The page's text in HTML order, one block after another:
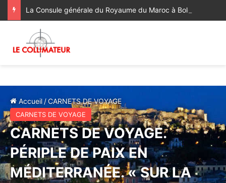
Accueil /CARNETS DE VOYAGE
CARNETS DE VOYAGE
CARNETS DE VOYAGE.
PÉRIPLE DE PAIX EN
MÉDITERRANÉE. « SUR LA